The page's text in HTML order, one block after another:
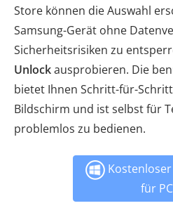
Store können die Auswahl
Samsung-Gerät ohne
Sicherheitsrisiken zu
Unlockausprobieren. Die
bietet Ihnen Schritt-für-
Bildschirm und ist selbst für
problemlos zu bedienen.
für PC